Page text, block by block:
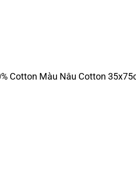
Cotton Màu Nâu Cotton